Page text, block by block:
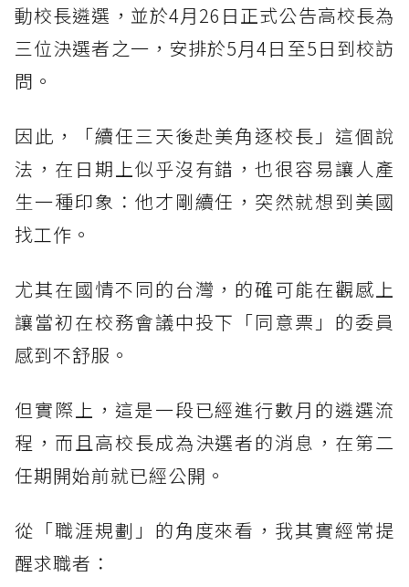
動校長遴選，並於4月26日正式公告高校長為
三位決選者之一，安排於5月4日至5日到校訪
問。
因此，「續任三天後赴美角逐校長」這個說
法，在日期上似乎沒有錯，也很容易讓人產
生一種印象：他才剛續任，突然就想到美國
找工作。
尤其在國情不同的台灣，的確可能在觀感上
讓當初在校務會議中投下「同意票」的委員
感到不舒服。
但實際上，這是一段已經進行數月的遴選流
程，而且高校長成為決選者的消息，在第二
任期開始前就已經公開。
從「職涯規劃」的角度來看，我其實經常提
醒求職者：